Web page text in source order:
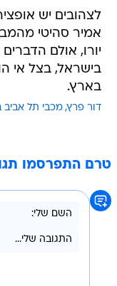
לצהובים יש
אמיר סהיטי
יורו, אולם
בישראל, בצל אי
בארץ.
דור פרץ מכבי תל אביב
טרם התפרסמו